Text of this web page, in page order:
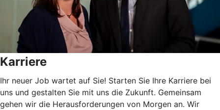
Karriere
Ihr neuer Job wartet auf Sie! Starten Sie Ihre Karriere bei
uns und gestalten Sie mit uns die Zukunft. Gemeinsam
gehen wir die Herausforderungen von Morgen an. Wir